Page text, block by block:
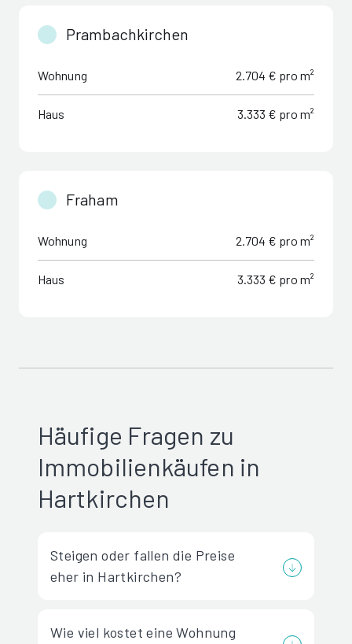
Prambachkirchen
Wohnung 2.704 € pro m²
Haus 3.333 € pro m²
Fraham
Wohnung 2.704 € pro m²
Haus 3.333 € pro m²
Häufige Fragen zu
Immobilienkäufen in
Hartkirchen
Steigen oder fallen die Preise
eher in Hartkirchen?
Wie viel kostet eine Wohnung